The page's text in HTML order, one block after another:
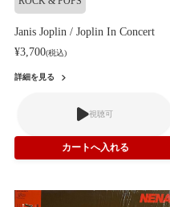
Janis Joplin / Joplin In Concert
¥3,700(税込)
詳細を見る
視聴可